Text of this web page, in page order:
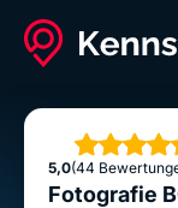
5,0
Sterne
(44
Fotografie